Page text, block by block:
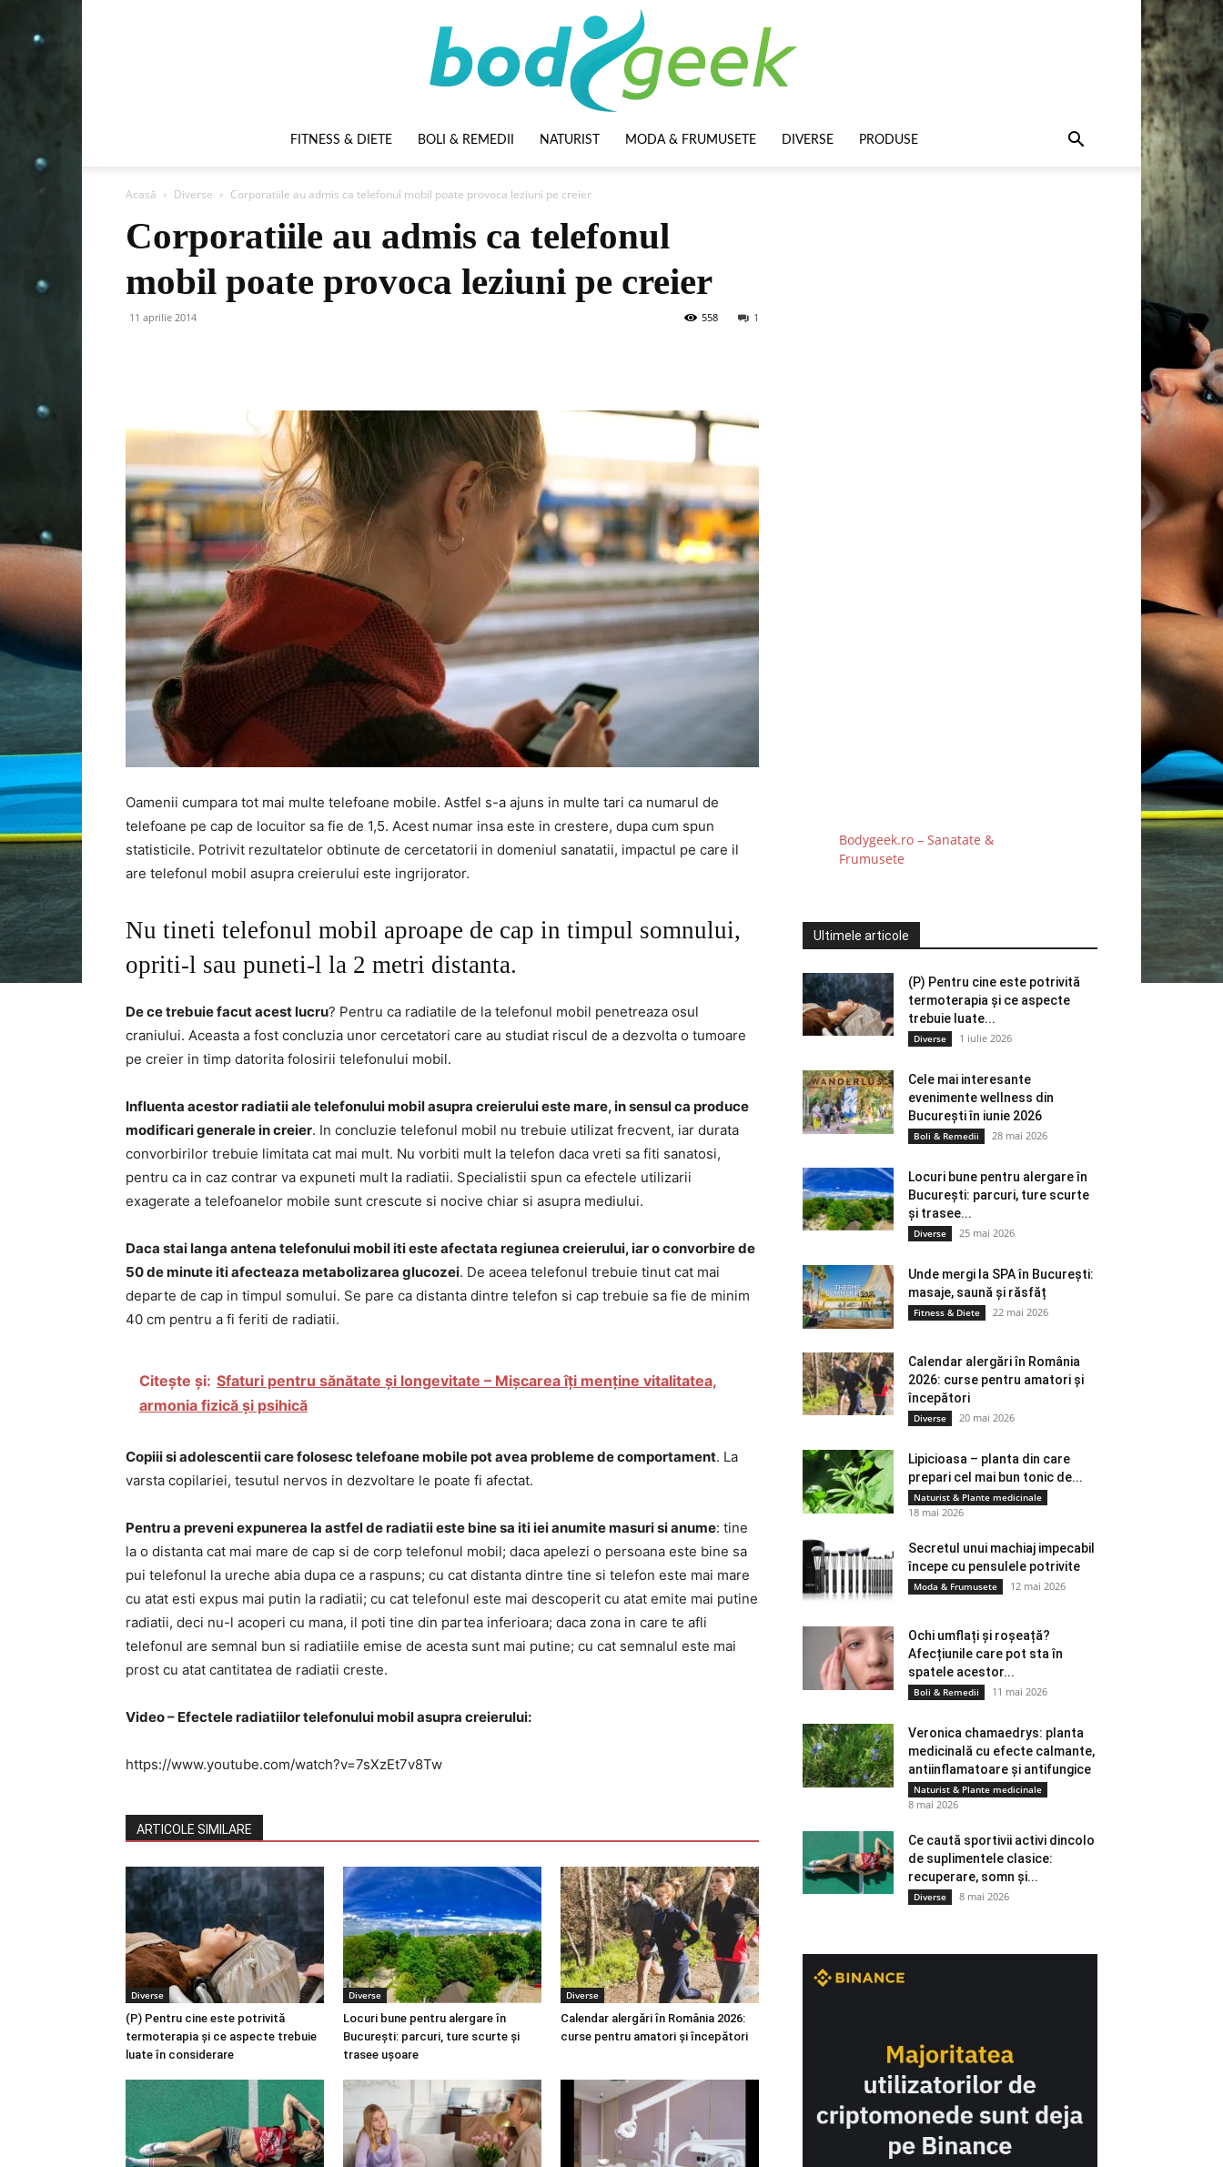
FITNESS & DIETE BOLI & REMEDII NATURIST MODA & FRUMUSETE DIVERSE PRODUSE
Acasă Diverse Corporatiile au admis ca telefonul mobil poate provoca leziuni pe creier
Corporatiile au admis ca telefonul
mobil poate provoca leziuni pe creier
11 aprilie 2014 1
558
Oamenii cumpara tot mai multe telefoane mobile. Astfel s-a ajuns in multe tari ca numarul de
telefoane pe cap de locuitor sa fie de 1,5. Acest numar insa este in crestere, dupa cum spun
statisticile. Potrivit rezultatelor obtinute de cercetatorii in domeniul sanatatii, impactul pe care il
are telefonul mobil asupra creierului este ingrijorator.
Nu tineti telefonul mobil aproape de cap in timpul somnului,
opriti-l sau puneti-l la 2 metri distanta.
De ce trebuie facut acest lucru? Pentru ca radiatile de la telefonul mobil penetreaza osul
craniului. Aceasta a fost concluzia unor cercetatori care au studiat riscul de a dezvolta o tumoare
pe creier in timp datorita folosirii telefonului mobil.
Influenta acestor radiatii ale telefonului mobil asupra creierului este mare, in sensul ca produce
modificari generale in creier. In concluzie telefonul mobil nu trebuie utilizat frecvent, iar durata
convorbirilor trebuie limitata cat mai mult. Nu vorbiti mult la telefon daca vreti sa fiti sanatosi,
pentru ca in caz contrar va expuneti mult la radiatii. Specialistii spun ca efectele utilizarii
exagerate a telefoanelor mobile sunt crescute si nocive chiar si asupra mediului.
Daca stai langa antena telefonului mobil iti este afectata regiunea creierului, iar o convorbire de
50 de minute iti afecteaza metabolizarea glucozei. De aceea telefonul trebuie tinut cat mai
departe de cap in timpul somului. Se pare ca distanta dintre telefon si cap trebuie sa fie de minim
40 cm pentru a fi feriti de radiatii.
Citește și: Sfaturi pentru sănătate și longevitate – Mișcarea îți menține vitalitatea,
armonia fizică și psihică
Copiii si adolescentii care folosesc telefoane mobile pot avea probleme de comportament. La
varsta copilariei, tesutul nervos in dezvoltare le poate fi afectat.
Pentru a preveni expunerea la astfel de radiatii este bine sa iti iei anumite masuri si anume: tine
la o distanta cat mai mare de cap si de corp telefonul mobil; daca apelezi o persoana este bine sa
pui telefonul la ureche abia dupa ce a raspuns; cu cat distanta dintre tine si telefon este mai mare
cu atat esti expus mai putin la radiatii; cu cat telefonul este mai descoperit cu atat emite mai putine
radiatii, deci nu-l acoperi cu mana, il poti tine din partea inferioara; daca zona in care te afli
telefonul are semnal bun si radiatiile emise de acesta sunt mai putine; cu cat semnalul este mai
prost cu atat cantitatea de radiatii creste.
Video – Efectele radiatiilor telefonului mobil asupra creierului:
https://www.youtube.com/watch?v=7sXzEt7v8Tw
ARTICOLE SIMILARE
Diverse
(P) Pentru cine este potrivită
termoterapia și ce aspecte trebuie
luate în considerare
Diverse
Locuri bune pentru alergare în
București: parcuri, ture scurte și
trasee ușoare
Diverse
Calendar alergări în România 2026:
curse pentru amatori și începători
Bodygeek.ro – Sanatate &
Frumusete
Ultimele articole
(P) Pentru cine este potrivită
termoterapia și ce aspecte
trebuie luate...
Diverse 1 iulie 2026
Cele mai interesante
evenimente wellness din
București în iunie 2026
Boli & Remedii 28 mai 2026
Locuri bune pentru alergare în
București: parcuri, ture scurte
și trasee...
Diverse 25 mai 2026
Unde mergi la SPA în București:
masaje, saună și răsfăț
Fitness & Diete 22 mai 2026
Calendar alergări în România
2026: curse pentru amatori și
începători
Diverse 20 mai 2026
Lipicioasa – planta din care
prepari cel mai bun tonic de...
Naturist & Plante medicinale
18 mai 2026
Secretul unui machiaj impecabil
începe cu pensulele potrivite
Moda & Frumusete 12 mai 2026
Ochi umflați și roșeață?
Afecțiunile care pot sta în
spatele acestor...
Boli & Remedii 11 mai 2026
Veronica chamaedrys: planta
medicinală cu efecte calmante,
antiinflamatoare și antifungice
Naturist & Plante medicinale
8 mai 2026
Ce caută sportivii activi dincolo
de suplimentele clasice:
recuperare, somn și...
Diverse 8 mai 2026